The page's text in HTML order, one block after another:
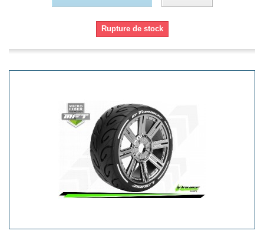
Rupture de stock